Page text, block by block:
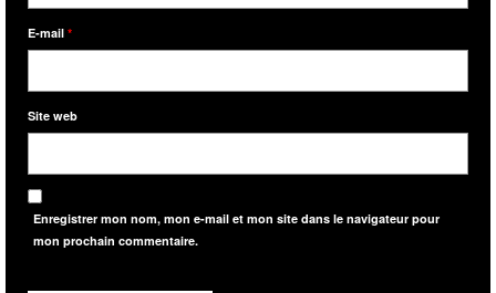
E-mail *
Site web
Enregistrer mon nom, mon e-mail et mon site dans le navigateur pour
mon prochain commentaire.